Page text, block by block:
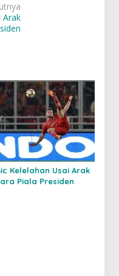
Arak
Kelelahan Usai Arak
Piala Presiden